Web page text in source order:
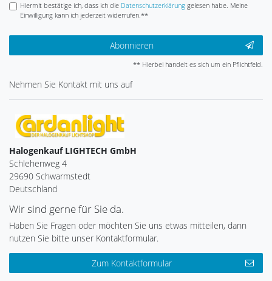
Hiermit bestätige ich, dass ich die Daten­schutz­erklärunggelesen habe. Meine
Einwilligung kann ich jederzeit widerrufen.**
Abonnieren
** Hierbei handelt es sich um ein Pflichtfeld.
Nehmen Sie Kontakt mit uns auf
Halogenkauf LIGHTECH GmbH
Schlehenweg 4
29690 Schwarmstedt
Deutschland
Wir sind gerne für Sie da.
Haben Sie Fragen oder möchten Sie uns etwas mitteilen, dann
nutzen Sie bitte unser Kontaktformular.
Zum Kontaktformular